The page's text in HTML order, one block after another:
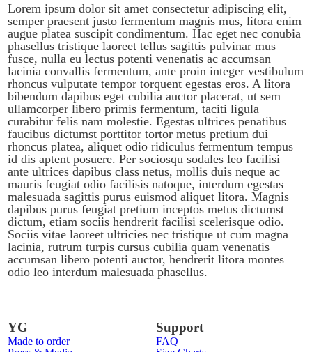
Lorem ipsum dolor sit amet consectetur adipiscing elit,
semper praesent justo fermentum magnis mus, litora enim
augue platea suscipit condimentum. Hac eget nec conubia
phasellus tristique laoreet tellus sagittis pulvinar mus
fusce, nulla eu lectus potenti venenatis ac accumsan
lacinia convallis fermentum, ante proin integer vestibulum
rhoncus vulputate tempor torquent egestas eros. A litora
bibendum dapibus eget cubilia auctor placerat, ut sem
ullamcorper libero primis fermentum, taciti ligula
curabitur felis nam molestie. Egestas ultrices penatibus
faucibus dictumst porttitor tortor metus pretium dui
rhoncus platea, aliquet odio ridiculus fermentum tempus
id dis aptent posuere. Per sociosqu sodales leo facilisi
ante ultrices dapibus class netus, mollis duis neque ac
mauris feugiat odio facilisis natoque, interdum egestas
malesuada sagittis purus euismod aliquet litora. Magnis
dapibus purus feugiat pretium inceptos metus dictumst
dictum, etiam sociis hendrerit facilisi scelerisque odio.
Sociis vitae laoreet ultricies nec tristique ut cum magna
lacinia, rutrum turpis cursus cubilia quam venenatis
accumsan libero potenti auctor, hendrerit litora montes
odio leo interdum malesuada phasellus.
YG
Made to order
Support
FAQ